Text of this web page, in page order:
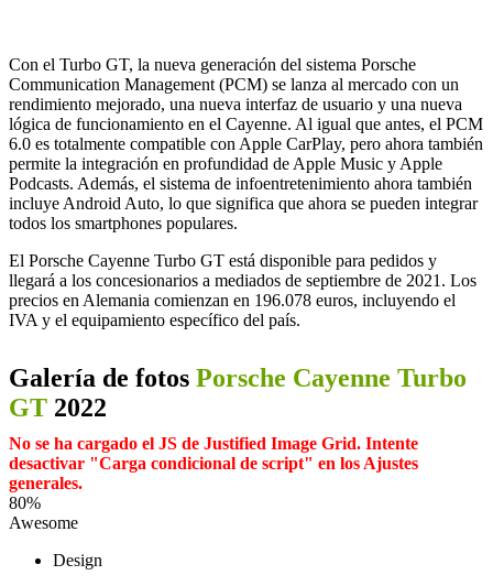
Con el Turbo GT, la nueva generación del sistema Porsche
Communication Management (PCM) se lanza al mercado con un
rendimiento mejorado, una nueva interfaz de usuario y una nueva
lógica de funcionamiento en el Cayenne. Al igual que antes, el PCM
6.0 es totalmente compatible con Apple CarPlay, pero ahora también
permite la integración en profundidad de Apple Music y Apple
Podcasts. Además, el sistema de infoentretenimiento ahora también
incluye Android Auto, lo que significa que ahora se pueden integrar
todos los smartphones populares.
El Porsche Cayenne Turbo GT está disponible para pedidos y
llegará a los concesionarios a mediados de septiembre de 2021. Los
precios en Alemania comienzan en 196.078 euros, incluyendo el
IVA y el equipamiento específico del país.
Galería de fotos Porsche Cayenne Turbo
GT 2022
No se ha cargado el JS de Justified Image Grid. Intente
desactivar "Carga condicional de script" en los Ajustes
generales.
80%
Awesome
Design